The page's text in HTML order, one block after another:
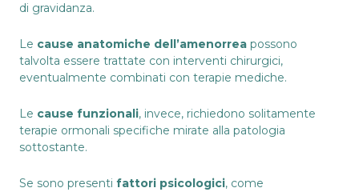
di gravidanza.
Le cause anatomiche dell’amenorrea possono
talvolta essere trattate con interventi chirurgici,
eventualmente combinati con terapie mediche.
Le cause funzionali, invece, richiedono solitamente
terapie ormonali specifiche mirate alla patologia
sottostante.
Se sono presenti fattori psicologici, come